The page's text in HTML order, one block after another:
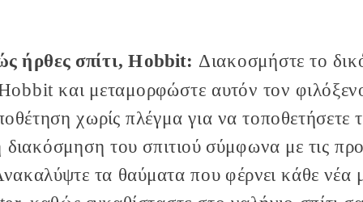
ήρθες σπίτι, Hobbit: Διακοσμήστε το
Hobbit και μεταμορφώστε αυτόν τον
χωρίς πλέγμα για να τοποθετήσετε
διακόσμηση του σπιτιού σύμφωνα με τις
τα θαύματα που φέρνει κάθε νέα